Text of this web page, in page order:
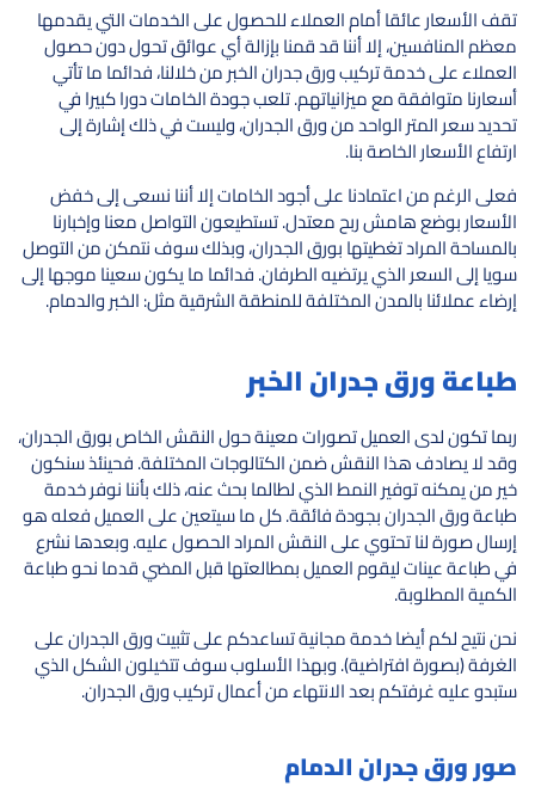
تقف الأسعار عائقا أمام العملاء للحصول على الخدمات التي يقدمها
معظم المنافسين، إلا أننا قد قمنا بإزالة أي عوائق تحول دون حصول
العملاء على خدمة تركيب ورق جدران الخبر من خلالنا، فدائما ما تأتي
أسعارنا متوافقة مع ميزانياتهم. تلعب جودة الخامات دورا كبيرا في
تحديد سعر المتر الواحد من ورق الجدران، وليست في ذلك إشارة إلى
ارتفاع الأسعار الخاصة بنا.
فعلى الرغم من اعتمادنا على أجود الخامات إلا أننا نسعى إلى خفض
الأسعار بوضع هامش ربح معتدل. تستطيعون التواصل معنا وإخبارنا
بالمساحة المراد تغطيتها بورق الجدران، وبذلك سوف نتمكن من التوصل
سويا إلى السعر الذي يرتضيه الطرفان. فدائما ما يكون سعينا موجها إلى
إرضاء عملائنا بالمدن المختلفة للمنطقة الشرقية مثل: الخبر والدمام.
طباعة ورق جدران الخبر
ربما تكون لدى العميل تصورات معينة حول النقش الخاص بورق الجدران،
وقد لا يصادف هذا النقش ضمن الكتالوجات المختلفة. فحينئذ سنكون
خير من يمكنه توفير النمط الذي لطالما بحث عنه، ذلك بأننا نوفر خدمة
طباعة ورق الجدران بجودة فائقة. كل ما سيتعين على العميل فعله هو
إرسال صورة لنا تحتوي على النقش المراد الحصول عليه. وبعدها نشرع
في طباعة عينات ليقوم العميل بمطالعتها قبل المضي قدما نحو طباعة
الكمية المطلوبة.
نحن نتيح لكم أيضا خدمة مجانية تساعدكم على تثبيت ورق الجدران على
الغرفة (بصورة افتراضية). وبهذا الأسلوب سوف تتخيلون الشكل الذي
ستبدو عليه غرفتكم بعد الانتهاء من أعمال تركيب ورق الجدران.
صور ورق جدران الدمام